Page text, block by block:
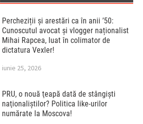
Percheziții și arestări ca în anii ’50:
Cunoscutul avocat și vlogger naționalist
Mihai Rapcea, luat în colimator de
dictatura Vexler!
iunie 25, 2026
PRU, o nouă ţeapă dată de stângişti
naţionaliştilor? Politica like-urilor
numărate la Moscova!